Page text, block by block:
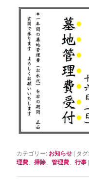
カテゴリー: お知らせ | タグ:
理費 、掃除 、管理費 、行事 |